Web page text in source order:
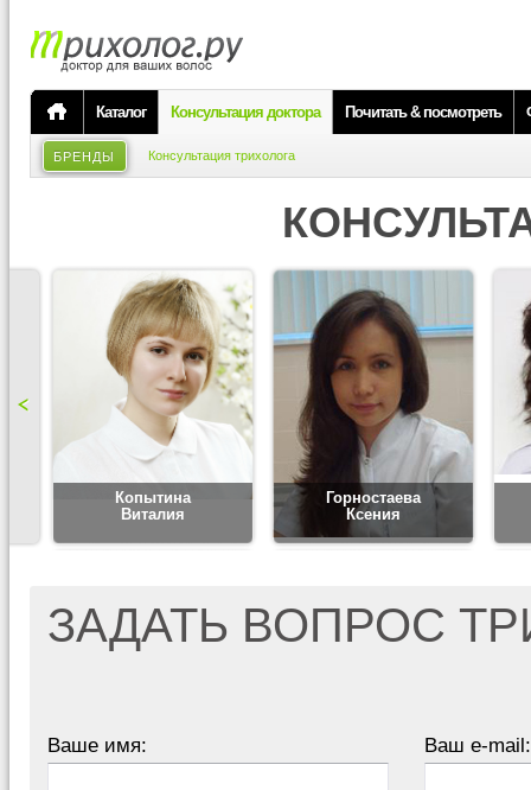
Каталог Консультация доктора Почитать & посмотреть
БРЕНДЫ Консультация трихолога
Копытина
Виталия
Горностаева
Ксения
ЗАДАТЬ ВОПРОС
Ваше имя: Ваш e-mail: